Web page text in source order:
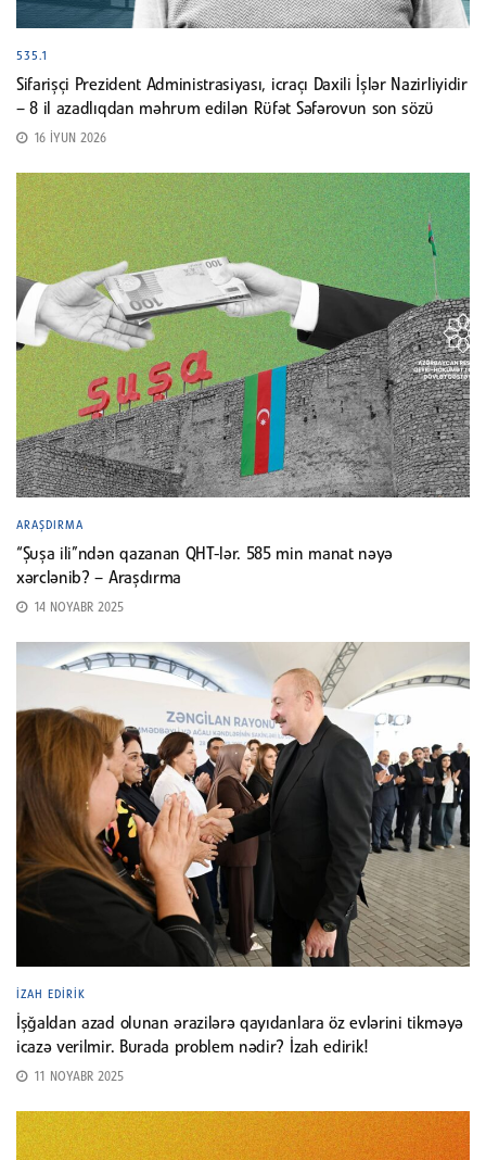
535.1
Sifarişçi Prezident Administrasiyası, icraçı Daxili İşlər Nazirliyidir
– 8 il azadlıqdan məhrum edilən Rüfət Səfərovun son sözü
16 İYUN 2026
ARAŞDIRMA
“Şuşa ili”ndən qazanan QHT-lər. 585 min manat nəyə
xərclənib? – Araşdırma
14 NOYABR 2025
İZAH EDIRIK
İşğaldan azad olunan ərazilərə qayıdanlara öz evlərini tikməyə
icazə verilmir. Burada problem nədir? İzah edirik!
11 NOYABR 2025